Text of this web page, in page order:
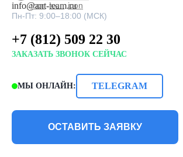
info@ant-team.ru
Пн-Пт: 9:00–18:00 (МСК)
+7 (812) 509 22 30
ЗАКАЗАТЬ ЗВОНОК СЕЙЧАС
МЫ ОНЛАЙН: TELEGRAM
ОСТАВИТЬ ЗАЯВКУ